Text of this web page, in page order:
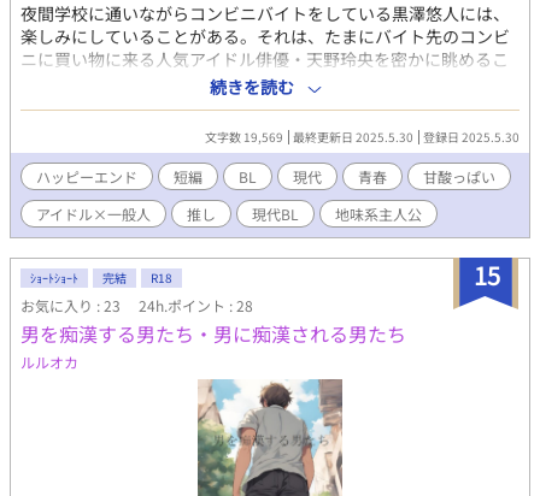
夜間学校に通いながらコンビニバイトをしている黒澤悠人には、
楽しみにしていることがある。それは、たまにバイト先のコンビ
ニに買い物に来る人気アイドル俳優・天野玲央を密かに眺めるこ
とだった。 冴えない夜間学生と人気アイドル俳優。住む世界の違
う二人の恋愛模様を描いた全8話の短編小説です。箸休めにどう
ぞ。 ※「BLove」さんの第1回BLove小説・漫画コンテストに応募
中の作品です
続きを読む
文字数 19,569 最終更新日 2025.5.30 登録日 2025.5.30
ハッピーエンド 短編 BL 現代 青春
甘酸っぱい
アイドル×一般人
推し 現代BL 地味系主人公
15
ｼｮｰﾄｼｮｰﾄ 完結 R18
お気に入り : 23 24h.ポイント : 28
男を痴漢する男たち・男に痴漢される男たち
ルルオカ